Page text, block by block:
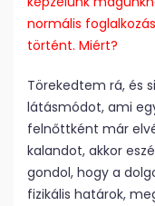
normális
történt. Miért?
Törekedtem rá, és
látásmódot, ami
felnőttként már
kalandot, akkor
gondol, hogy a
fizikális határok,